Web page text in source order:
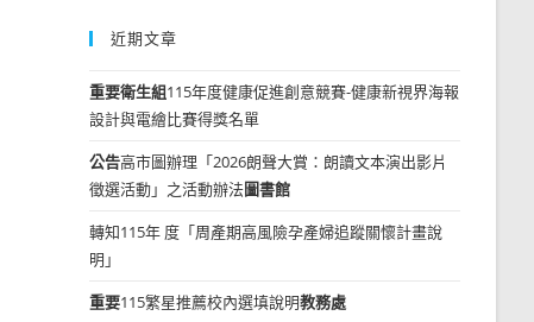
近期文章
重要衛生組115年度健康促進創意競賽-健康新視界海報
設計與電繪比賽得獎名單
公告高市圖辦理「2026朗聲大賞：朗讀文本演出影片
徵選活動」之活動辦法圖書館
轉知115年 度「周產期高風險孕產婦追蹤關懷計畫說
明」
重要115繁星推薦校內選填說明教務處